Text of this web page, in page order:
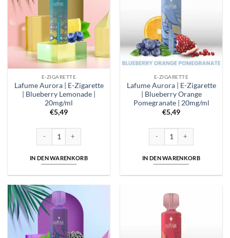
E-ZIGARETTE
Lafume Aurora | E-Zigarette
| Blueberry Lemonade |
20mg/ml
€5,49
IN DEN WARENKORB
E-ZIGARETTE
Lafume Aurora | E-Zigarette
| Blueberry Orange
Pomegranate | 20mg/ml
€5,49
IN DEN WARENKORB